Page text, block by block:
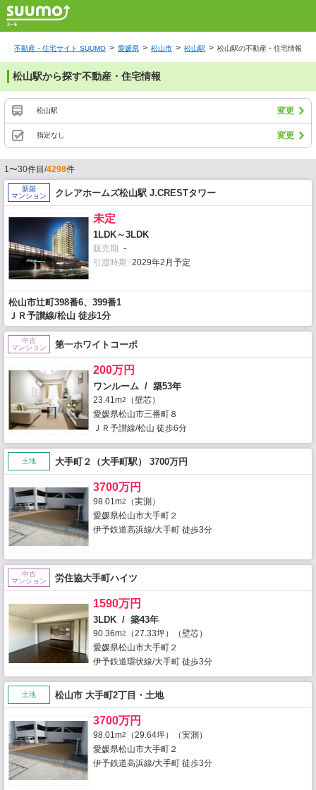
不動産・住宅サイト SUUMO 愛媛県 松山市 松山駅 松山駅の不動産・住宅情報
松山駅から探す不動産・住宅情報
松山駅 変更
指定なし 変更
1〜30件目/4298件
新築
マンション
クレアホームズ松山駅 J.CRESTタワー
未定
1LDK～3LDK
販売期
-
引渡時期
2029年2月予定
松山市辻町398番6、399番1
ＪＲ予讃線/松山 徒歩1分
中古
マンション
第一ホワイトコーポ
200万円
ワンルーム / 築53年
23.41m2
（壁芯）
愛媛県松山市三番町８
ＪＲ予讃線/松山 徒歩6分
土地 大手町２（大手町駅） 3700万円
3700万円
98.01m2
（実測）
愛媛県松山市大手町２
伊予鉄道高浜線/大手町 徒歩3分
中古
マンション
労住協大手町ハイツ
1590万円
3LDK / 築43年
90.36m2
（27.33坪）（壁芯）
愛媛県松山市大手町２
伊予鉄道環状線/大手町 徒歩3分
土地 松山市 大手町2丁目・土地
3700万円
98.01m2
（29.64坪）（実測）
愛媛県松山市大手町２
伊予鉄道高浜線/大手町 徒歩3分